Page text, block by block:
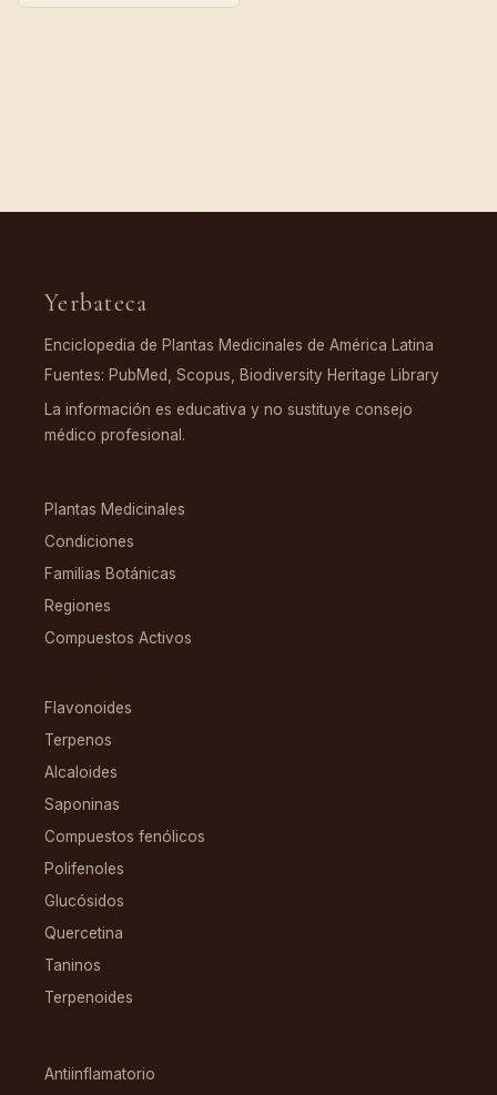
Yerbateca
Enciclopedia de Plantas Medicinales de América Latina
Fuentes: PubMed, Scopus, Biodiversity Heritage Library
La información es educativa y no sustituye consejo
médico profesional.
Plantas Medicinales
Condiciones
Familias Botánicas
Regiones
Compuestos Activos
Flavonoides
Terpenos
Alcaloides
Saponinas
Compuestos fenólicos
Polifenoles
Glucósidos
Quercetina
Taninos
Terpenoides
Antiinflamatorio